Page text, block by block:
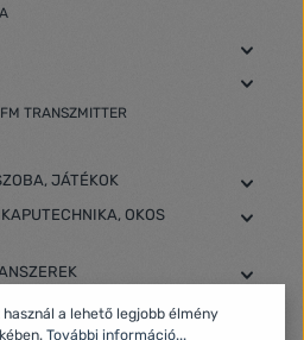
TRANSZMITTER
JÁTÉKOK
OKOS
a lehető legjobb élmény
További információ...